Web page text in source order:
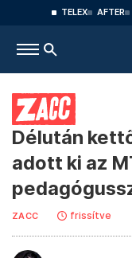
TELEX AFTER
Délután
adott ki az
ZACC frissítve